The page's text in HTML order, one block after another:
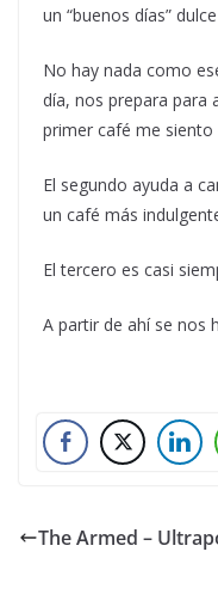
un “buenos días”
No hay nada como
día, nos prepara para
primer café me siento
El segundo ayuda a
un café más
El tercero es casi
A partir de ahí se nos
The Armed –